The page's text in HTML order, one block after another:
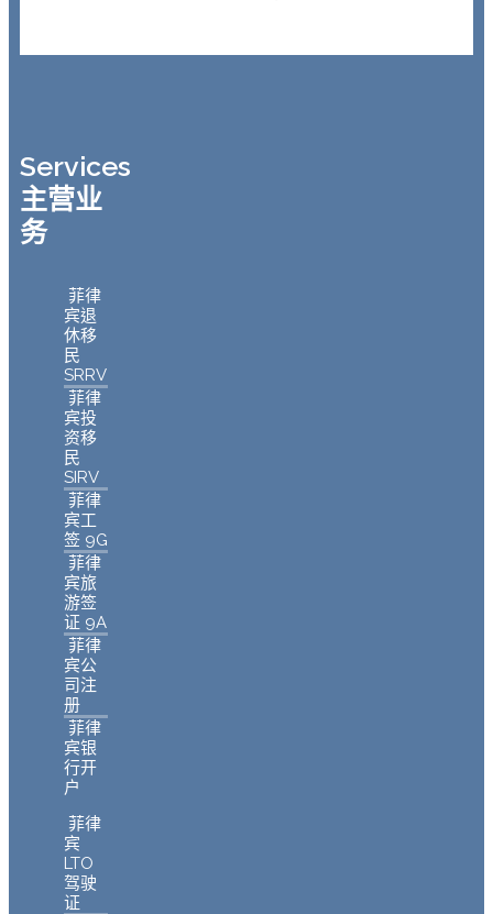
Services
主营业
务
菲律
宾退
休移
民
SRRV
菲律
宾投
资移
民
SIRV
菲律
宾工
签 9G
菲律
宾旅
游签
证 9A
菲律
宾公
司注
册
菲律
宾银
行开
户
菲律
宾
LTO
驾驶
证